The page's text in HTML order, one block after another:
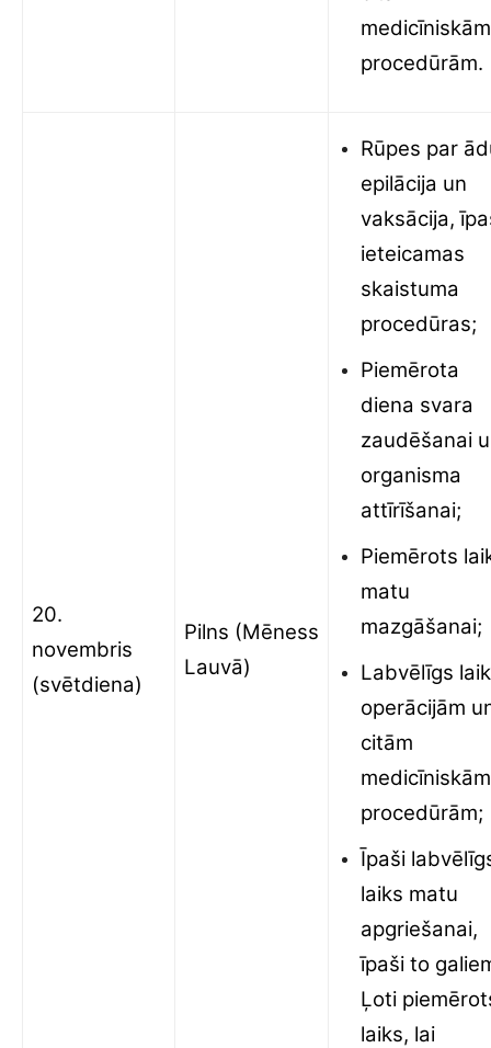
medicīniskām
procedūrām.
20.
novembris
(svētdiena)
Pilns (Mēness
Lauvā)
Rūpes par
epilācija un
vaksācija,
ieteicamas
skaistuma
procedūras;
Piemērota
diena svara
zaudēšanai
organisma
attīrīšanai;
Piemērots
matu
mazgāšanai;
Labvēlīgs
operācijām
citām
medicīniskām
procedūrām;
Īpaši
laiks matu
apgriešanai,
īpaši to
Ļoti
laiks, lai